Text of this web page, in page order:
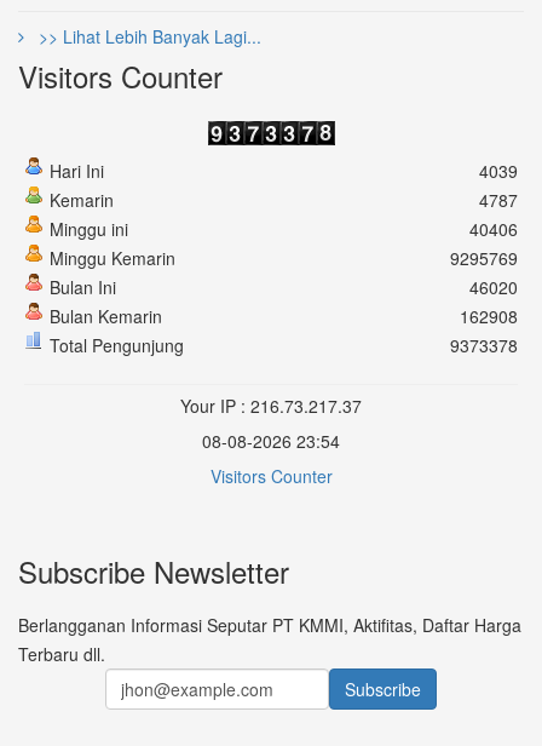
>> Lihat Lebih Banyak Lagi...
Visitors Counter
Hari Ini
Kemarin
Minggu ini
Minggu Kemarin
Bulan Ini
Bulan Kemarin
Total Pengunjung
4039
4787
40406
9295769
46020
162908
9373378
Your IP : 216.73.217.37
08-08-2026 23:54
Visitors Counter
Subscribe Newsletter
Berlangganan Informasi Seputar PT KMMI, Aktifitas, Daftar Harga
Terbaru dll.